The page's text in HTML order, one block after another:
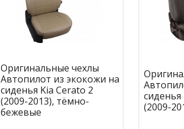
Оригинальные чехлы
Автопилот из экокожи на
сиденья Kia Cerato 2
(2009-2013), тёмно-
бежевые
сиденья
(2009-